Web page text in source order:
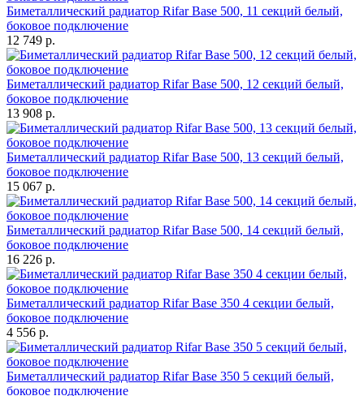
Биметаллический радиатор Rifar Base 500, 11 секций белый,
боковое подключение
12 749 р.
Биметаллический радиатор Rifar Base 500, 12 секций белый,
боковое подключение
13 908 р.
Биметаллический радиатор Rifar Base 500, 13 секций белый,
боковое подключение
15 067 р.
Биметаллический радиатор Rifar Base 500, 14 секций белый,
боковое подключение
16 226 р.
Биметаллический радиатор Rifar Base 350 4 секции белый,
боковое подключение
4 556 р.
Биметаллический радиатор Rifar Base 350 5 секций белый,
боковое подключение